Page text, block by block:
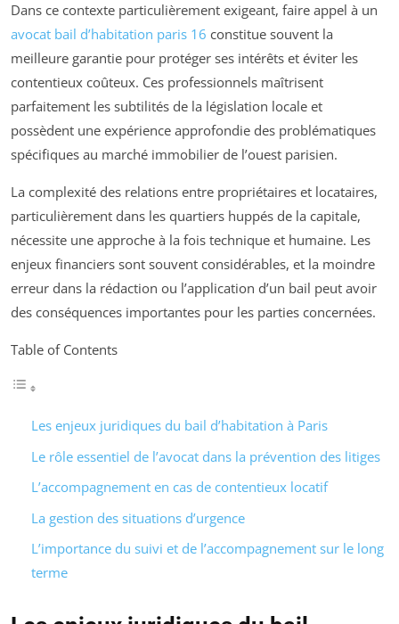
Dans ce contexte particulièrement exigeant, faire appel à un
avocat bail d’habitation paris 16 constitue souvent la
meilleure garantie pour protéger ses intérêts et éviter les
contentieux coûteux. Ces professionnels maîtrisent
parfaitement les subtilités de la législation locale et
possèdent une expérience approfondie des problématiques
spécifiques au marché immobilier de l’ouest parisien.
La complexité des relations entre propriétaires et locataires,
particulièrement dans les quartiers huppés de la capitale,
nécessite une approche à la fois technique et humaine. Les
enjeux financiers sont souvent considérables, et la moindre
erreur dans la rédaction ou l’application d’un bail peut avoir
des conséquences importantes pour les parties concernées.
Table of Contents
Les enjeux juridiques du bail d’habitation à Paris
Le rôle essentiel de l’avocat dans la prévention des litiges
L’accompagnement en cas de contentieux locatif
La gestion des situations d’urgence
L’importance du suivi et de l’accompagnement sur le long
terme